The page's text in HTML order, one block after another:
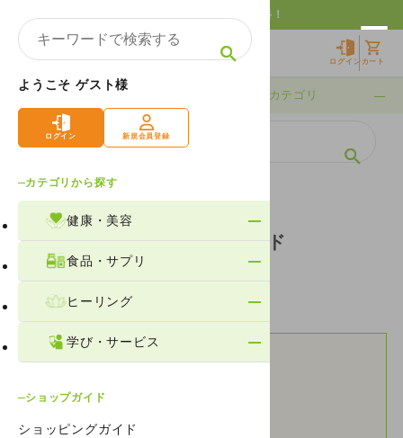
10,000円以上購入で送料無料！
ログイン カート
期間限定 カテゴリ
ようこそ ゲスト様
ログイン 新規会員登録
カテゴリから探す
健康・美容
食品・サプリ
ヒーリング
学び・サービス
ショップガイド
ショッピングガイド
ホーム ショッピングガイド
ショッピングガイド
配送・送料について
キャンセル・返品について